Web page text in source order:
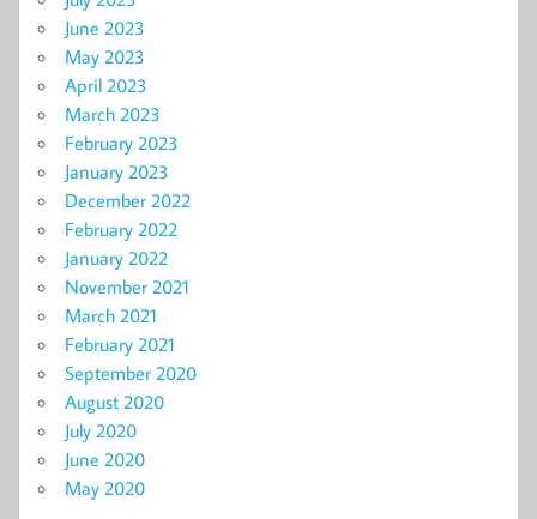
June 2023
May 2023
April 2023
March 2023
February 2023
January 2023
December 2022
February 2022
January 2022
November 2021
March 2021
February 2021
September 2020
August 2020
July 2020
June 2020
May 2020